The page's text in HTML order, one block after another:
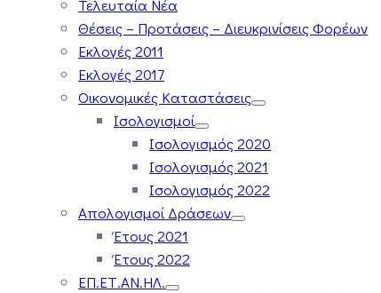
Τελευταία Νέα
Θέσεις – Προτάσεις – Διευκρινίσεις Φορέων
Εκλογές 2011
Εκλογές 2017
Οικονομικές Καταστάσεις
Ισολογισμοί
Ισολογισμός 2020
Ισολογισμός 2021
Ισολογισμός 2022
Απολογισμοί Δράσεων
Έτους 2021
Έτους 2022
ΕΠ.ΕΤ.ΑΝ.ΗΛ.